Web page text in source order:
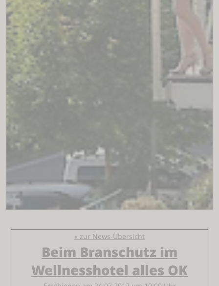
« zur News-Übersicht
Beim Branschutz im
Wellnesshotel alles OK